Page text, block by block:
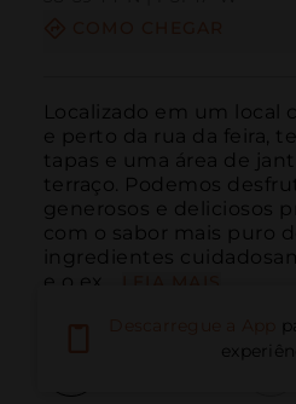
Localizado em um local
e perto da rua da feira,
tapas e uma área de
terraço. Podemos
generosos e deliciosos
com o sabor mais puro
ingredientes
e o ex...